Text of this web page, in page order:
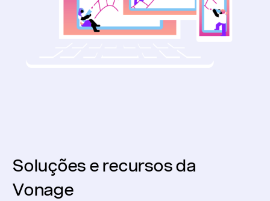
Soluções e recursos da
Vonage